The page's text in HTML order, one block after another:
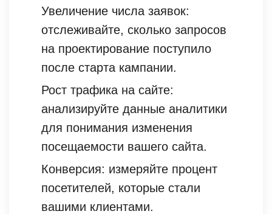
Увеличение числа заявок:
отслеживайте, сколько запросов
на проектирование поступило
после старта кампании.
Рост трафика на сайте:
анализируйте данные аналитики
для понимания изменения
посещаемости вашего сайта.
Конверсия: измеряйте процент
посетителей, которые стали
вашими клиентами.